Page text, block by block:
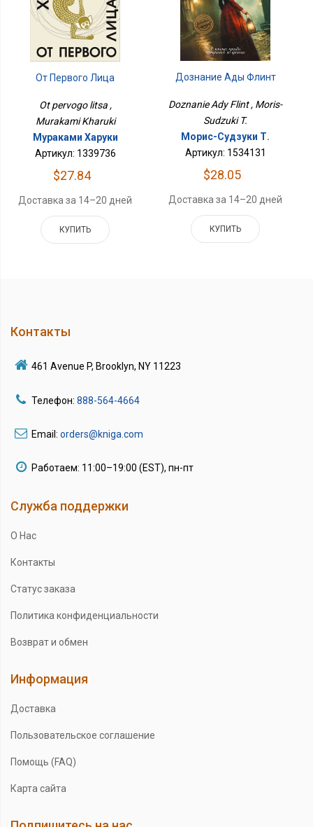
От Первого Лица
Ot pervogo litsa ,
Murakami Kharuki
Мураками Харуки
Артикул: 1339736
$27.84
Доставка за 14–20 дней
КУПИТЬ
Дознание Ады Флинт
Doznanie Ady Flint , Moris-
Sudzuki T.
Морис-Судзуки Т.
Артикул: 1534131
$28.05
Доставка за 14–20 дней
КУПИТЬ
Контакты
461 Avenue P, Brooklyn, NY 11223
Телефон: 888-564-4664
Email: orders@kniga.com
Работаем: 11:00–19:00 (EST), пн-пт
Служба поддержки
О Нас
Контакты
Статус заказа
Политика конфиденциальности
Возврат и обмен
Информация
Доставка
Пользовательское соглашение
Помощь (FAQ)
Карта сайта